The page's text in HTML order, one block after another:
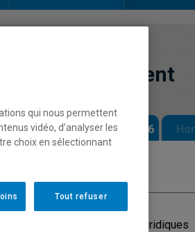
l'environnement
Horaire - Automne 2026
: Sciences juridiques
qui nous permettent
vidéo, d’analyser les
choix en sélectionnant
Tout refuser